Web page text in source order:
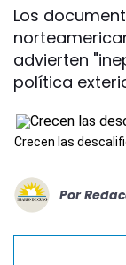
Los
advierten
política
Crecen las
Por